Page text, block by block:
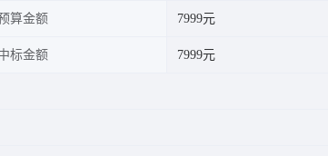
算金额 7999元
标金额 7999元